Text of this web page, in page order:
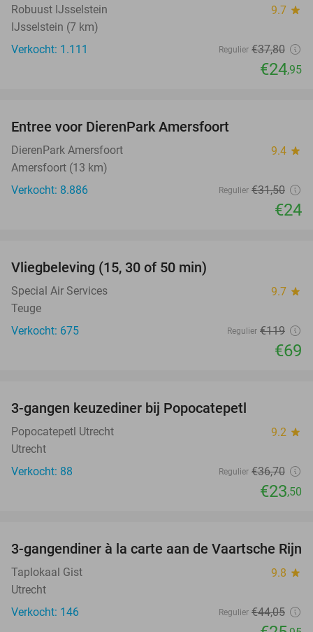
Robuust IJsselstein 9.7 star
IJsselstein (7 km)
Verkocht: 1.111
Regulier €37,80
€24,95
Entree voor DierenPark Amersfoort
DierenPark Amersfoort 9.4 star
Amersfoort (13 km)
Verkocht: 8.886
Regulier €31,50
€24
Vliegbeleving (15, 30 of 50 min)
Special Air Services 9.7 star
Teuge
Verkocht: 675
Regulier €119
€69
3-gangen keuzediner bij Popocatepetl
Popocatepetl Utrecht 9.2 star
Utrecht
Verkocht: 88
Regulier €36,70
€23,50
41%
3-gangendiner à la carte aan de Vaartsche Rijn
Taplokaal Gist 9.8 star
Utrecht
Verkocht: 146
Regulier €44,05